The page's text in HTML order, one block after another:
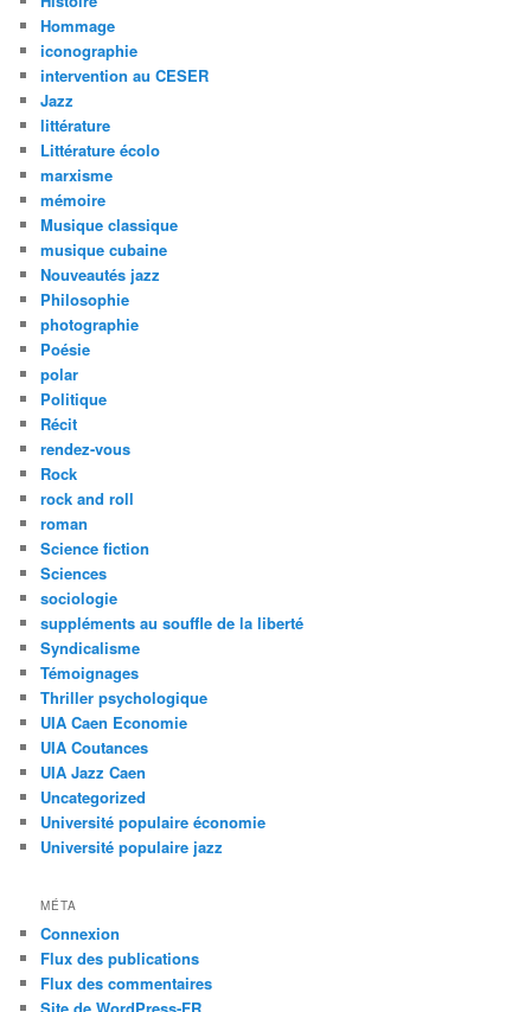
Hommage
iconographie
intervention au CESER
Jazz
littérature
Littérature écolo
marxisme
mémoire
Musique classique
musique cubaine
Nouveautés jazz
Philosophie
photographie
Poésie
polar
Politique
Récit
rendez-vous
Rock
rock and roll
roman
Science fiction
Sciences
sociologie
suppléments au souffle de la liberté
Syndicalisme
Témoignages
Thriller psychologique
UIA Caen Economie
UIA Coutances
UIA Jazz Caen
Uncategorized
Université populaire économie
Université populaire jazz
MÉTA
Connexion
Flux des publications
Flux des commentaires